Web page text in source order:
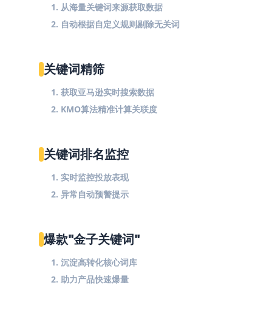
1. 从海量关键词来源获取数据
2. 自动根据自定义规则剔除无关词
关键词精筛
1. 获取亚马逊实时搜索数据
2. KMO算法精准计算关联度
关键词排名监控
1. 实时监控投放表现
2. 异常自动预警提示
爆款"金子关键词"
1. 沉淀高转化核心词库
2. 助力产品快速爆量